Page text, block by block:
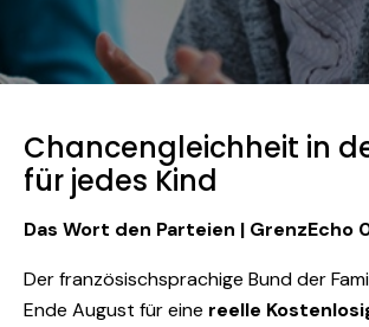
Chancengleichheit in
für jedes Kind
Das Wort den Parteien | GrenzEcho
Der französischsprachige Bund der
Ende August für eine reelle